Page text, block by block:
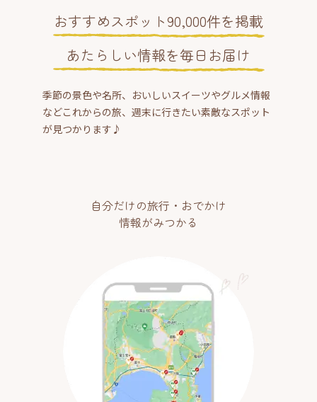
おすすめスポット90,000件を掲載
あたらしい情報を毎日お届け
季節の景色や名所、おいしいスイーツやグルメ情報
などこれからの旅、週末に行きたい素敵なスポット
が見つかります♪
自分だけの旅行・おでかけ
情報がみつかる